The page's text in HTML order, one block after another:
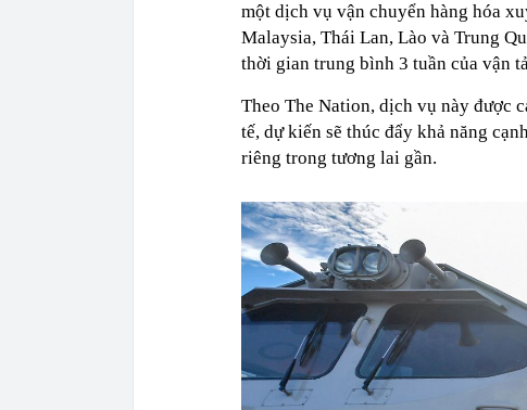
14:40
Vì sao hầu hết quán
một dịch vụ vận chuyển hàng hóa
Malaysia, Thái Lan, Lào và Trung
thời gian trung bình 3 tuần của vận
Theo The Nation, dịch vụ này được
tế, dự kiến sẽ thúc đẩy khả năng
riêng trong tương lai gần.